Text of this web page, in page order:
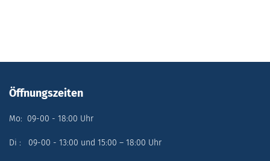
Öffnungszeiten
Mo: 09-00 - 18:00 Uhr
Di : 09-00 - 13:00 und 15:00 – 18:00 Uhr